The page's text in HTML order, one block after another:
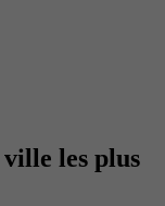
les plus